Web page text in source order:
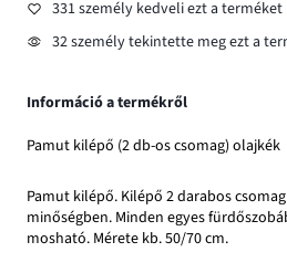
331 személy kedveli ezt a terméket
32 személy tekintette meg ezt a
Információ a termékről
Pamut kilépő (2 db-os csomag) olajkék
Pamut kilépő. Kilépő 2 darabos
minőségben. Minden egyes
mosható. Mérete kb. 50/70 cm.